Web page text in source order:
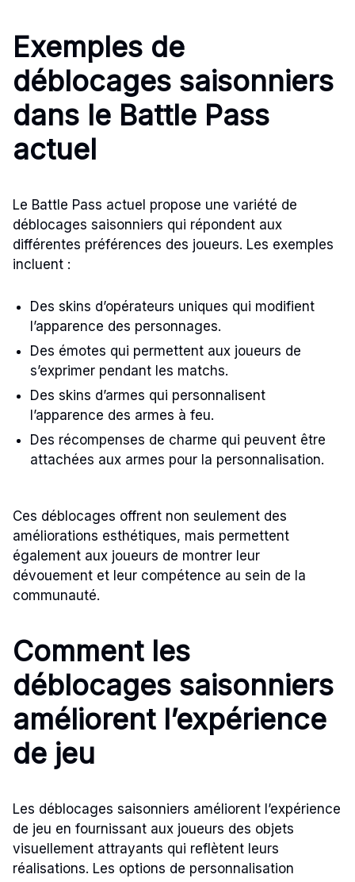
Exemples de
déblocages saisonniers
dans le Battle Pass
actuel
Le Battle Pass actuel propose une variété de
déblocages saisonniers qui répondent aux
différentes préférences des joueurs. Les exemples
incluent :
Des skins d’opérateurs uniques qui modifient
l’apparence des personnages.
Des émotes qui permettent aux joueurs de
s’exprimer pendant les matchs.
Des skins d’armes qui personnalisent
l’apparence des armes à feu.
Des récompenses de charme qui peuvent être
attachées aux armes pour la personnalisation.
Ces déblocages offrent non seulement des
améliorations esthétiques, mais permettent
également aux joueurs de montrer leur
dévouement et leur compétence au sein de la
communauté.
Comment les
déblocages saisonniers
améliorent l’expérience
de jeu
Les déblocages saisonniers améliorent l’expérience
de jeu en fournissant aux joueurs des objets
visuellement attrayants qui reflètent leurs
réalisations. Les options de personnalisation